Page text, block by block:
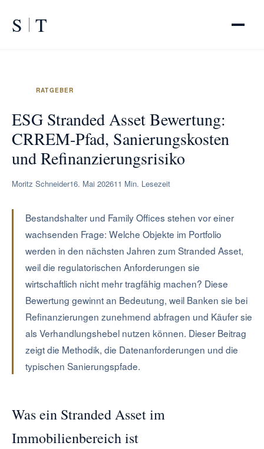
S T
RATGEBER
ESG Stranded Asset Bewertung:
CRREM-Pfad, Sanierungskosten
und Refinanzierungsrisiko
Moritz Schneider16. Mai 202611 Min. Lesezeit
Bestandshalter und Family Offices stehen vor einer
wachsenden Frage: Welche Objekte im Portfolio
werden in den nächsten Jahren zum Stranded Asset,
weil die regulatorischen Anforderungen sie
wirtschaftlich nicht mehr tragfähig machen? Diese
Bewertung gewinnt an Bedeutung, weil Banken sie bei
Refinanzierungen zunehmend abfragen und Käufer sie
als Verhandlungshebel nutzen können. Dieser Beitrag
zeigt die Methodik, die Datenanforderungen und die
typischen Sanierungspfade.
Was ein Stranded Asset im
Immobilienbereich ist